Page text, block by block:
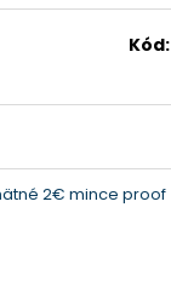
Kód:
2€ mince proof